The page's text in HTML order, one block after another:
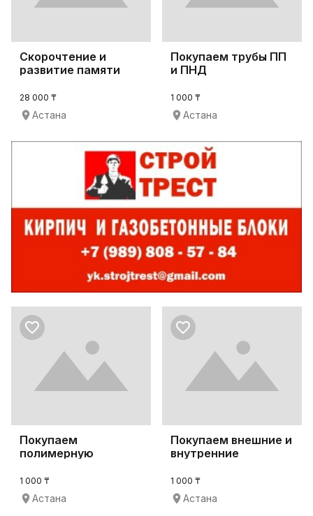
Скорочтение и
развитие памяти
28 000 ₸
Астана
Покупаем трубы ПП
и ПНД
1 000 ₸
Астана
Покупаем
полимерную
металлопрок
1 000 ₸
Астана
Покупаем внешние и
внутренние
заглушки
1 000 ₸
Астана